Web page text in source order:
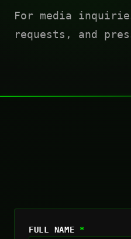
For media
requests, and
FULL NAME *